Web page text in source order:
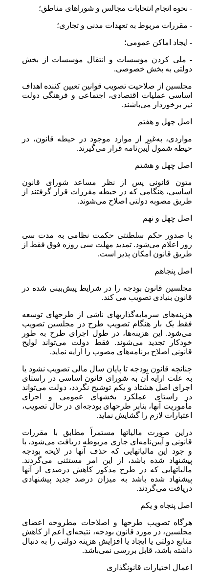
- نحوه انجام انتخابات مجالس و شوراهای مناطق؛
- مقررات مربوط به تعهدات مدنی و تجاری؛
- ایجاد اماکن عمومی؛
- ملی کردن مؤسسات و انتقال مؤسسات از بخش
دولتی به بخش خصوصی.
مجلسین از صلاحیت تصویب قوانین تعیین کننده اهداف
اساسی عملیات اقتصادی، اجتماعی و فرهنگی دولت
نیز برخوردار می‌باشند.
اصل چهل و هفتم
مواردی، به‌غیر از موارد موجود در حیطه قانون، در
حیطه شمول آیین‌نامه قرار می‌گیرند.
اصل چهل و هشتم
متون قانونی پس از نظر مساعد شورای قانون
اساسی، هنگامی که در حیطه مقررات قرار گرفتند از
طریق مصوبه دولتی اصلاح می‌شوند.
اصل چهل و نهم
با صدور حکم سلطنتی حکمت نظامی به مدت سی
روز اعلام می‌شود. تمدید مهلت سی روزه فوق فقط از
طریق قانون امکان پذیر است.
اصل پنجاهم
مجلسین قانون بودجه را در شرایط پیش‌بینی شده در
قانون بنیادی تصویب می کند.
هزینه‌های سرمایه‌گذاریهای ناشی از طرحهای توسعه
فقط یک بار هنگام تصویب طرح در مجلسین تصویب
می‌شود. این هزینه‌ها، در طول اجرای طرح به طور
خودکار تجدید می‌شوند. فقط دولت می‌تواند لوایح
قانونی اصلاح برنامه‌های مصوب را ارایه نماید.
چنانچه قانون بودجه تا پایان سال مالی تصویب نشود یا
به علت ارایه آن به شورای قانون اساسی در راستای
اجرای اصل هشتاد و یکم توشیح نگردد، دولت می‌تواند
در راستای عملکرد بخشهای عمومی و اجرای
مأموریت آنها، بنابر طرحهای بودجه‌ای در حال تصویب،
اعتبارات لازم را گشایش نماید.
دراین صورت مالیاتها مستمراً مطابق با مقررات
قانونی و آیین‌نامه‌ای جاری مربوطه دریافت می‌شود، با
و جود این مالیاتهایی که حذف آنها در لایحه بودجه
پیشنهاد شده باشد، از این امر مستثنی می‌گردند.
مالیاتهایی که در طرح مذکور کاهش درصدی از آنها
پیشنهاد شده باشد به میزان درصد جدید پیشنهادی
دریافت می‌گردند.
اصل پنجاه و یکم
هرگاه تصویب طرحها و اصلاحات مطروحه اعضای
مجلسین، در مورد قانون بودجه، نتیجه‌ای اعم از کاهش
منابع دولتی یا ایجاد یا افزایش هزینه دولتی را به دنبال
داشته باشد، قابل بررسی نمی‌باشد.
اعمال اختیارات قانونگذاری